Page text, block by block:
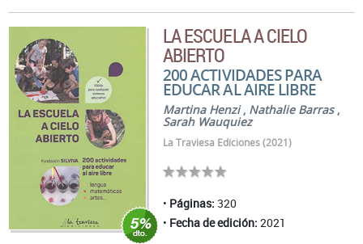
LA ESCUELA A CIELO
ABIERTO
200 ACTIVIDADES PARA
EDUCAR AL AIRE LIBRE
Martina Henzi, Nathalie Barras,
Sarah Wauquiez
La Traviesa Ediciones (2021)
Páginas: 320
Fecha de edición: 2021